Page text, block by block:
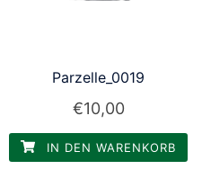
Parzelle_0019
€10,00
IN DEN WARENKORB